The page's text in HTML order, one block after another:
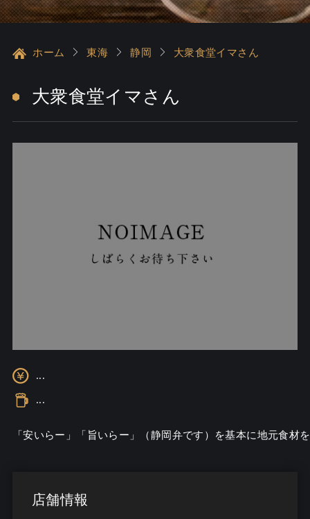
ホーム 東海 静岡 大衆食堂イマさん
大衆食堂イマさん
...
...
「安いらー」「旨いらー」（静岡弁です）を基本に地元食
店舗情報